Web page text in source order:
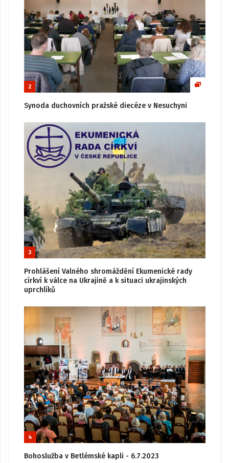
2
Synoda duchovních pražské diecéze v Nesuchyni
3
Prohlášení Valného shromáždění Ekumenické rady
církví k válce na Ukrajině a k situaci ukrajinských
uprchlíků
4
Bohoslužba v Betlémské kapli - 6.7.2023